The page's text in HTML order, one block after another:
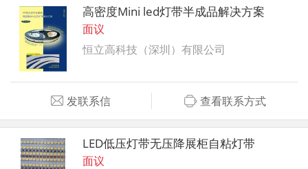
高密度Mini led灯带半成品解决方案
面议
恒立高科技（深圳）有限公司
发联系信 查看联系方式
LED低压灯带无压降展柜自粘灯带
面议